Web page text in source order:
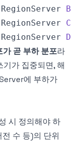
RegionServer
B
RegionServer
C
RegionServer D
곧 부하 분포라
가 집중되면, 해
에 부하가
시 정의해야 하
수 등)의 단위